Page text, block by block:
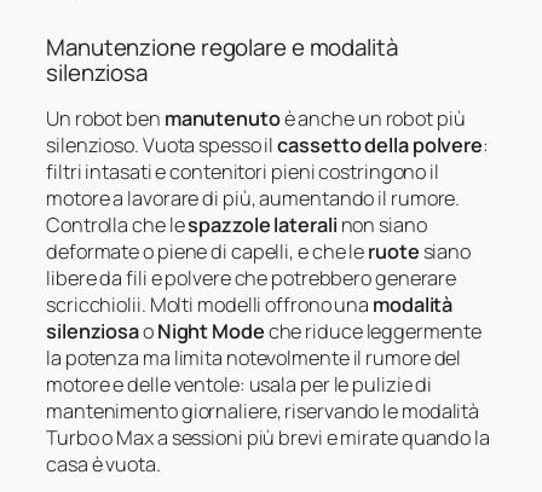
Manutenzione regolare e modalità
silenziosa
Un robot ben manutenutoè anche un robot più
silenzioso. Vuota spesso ilcassetto della polvere:
filtri intasati e contenitori pieni costringono il
motore a lavorare di più, aumentando il rumore.
Controlla che lespazzole laterali non siano
deformate o piene di capelli, e che leruote siano
libere da fili e polvere che potrebbero generare
scricchiolii. Molti modelli offrono una modalità
silenziosaoNight Modeche riduce leggermente
la potenza ma limita notevolmente il rumore del
motore e delle ventole: usala per le pulizie di
mantenimento giornaliere, riservando le modalità
Turbo o Max a sessioni più brevi e mirate quando la
casa è vuota.